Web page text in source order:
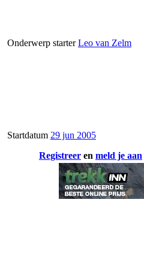
Onderwerp starter Leo van Zelm
Startdatum 29 jun 2005
Registreer en meld je aan